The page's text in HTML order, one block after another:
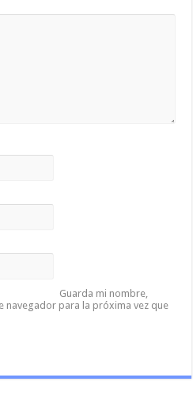
Guarda mi nombre,
navegador para la próxima vez que